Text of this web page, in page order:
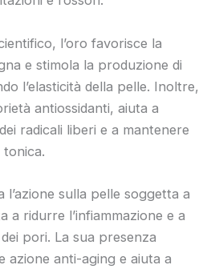
l’oro favorisce la
e stimola la produzione di
l’elasticità della pelle. Inoltre,
antiossidanti, aiuta a
radicali liberi e a mantenere
tonica.
l’azione sulla pelle soggetta a
a ridurre l’infiammazione e a
pori. La sua presenza
azione anti-aging e aiuta a